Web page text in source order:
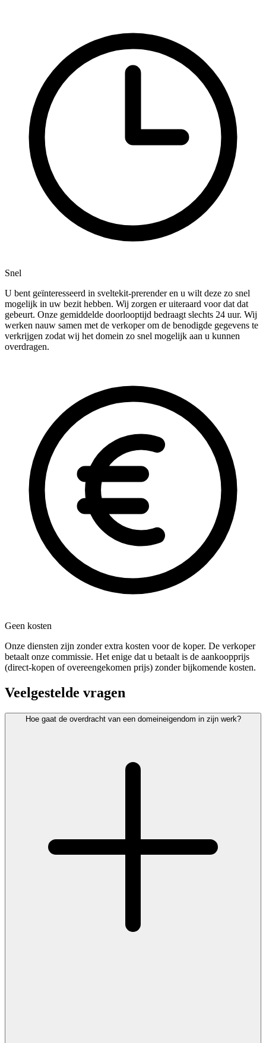
Snel
U bent geïnteresseerd in sveltekit-prerender en u wilt deze zo snel
mogelijk in uw bezit hebben. Wij zorgen er uiteraard voor dat dat
gebeurt. Onze gemiddelde doorlooptijd bedraagt slechts 24 uur. Wij
werken nauw samen met de verkoper om de benodigde gegevens te
verkrijgen zodat wij het domein zo snel mogelijk aan u kunnen
overdragen.
Geen kosten
Onze diensten zijn zonder extra kosten voor de koper. De verkoper
betaalt onze commissie. Het enige dat u betaalt is de aankoopprijs
(direct-kopen of overeengekomen prijs) zonder bijkomende kosten.
Veelgestelde vragen
Hoe gaat de overdracht van een domeineigendom in zijn werk?